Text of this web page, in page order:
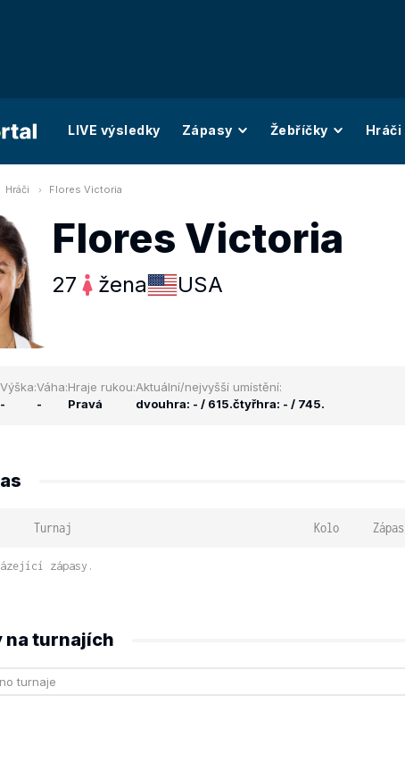
LIVE výsledky Zápasy Žebříčky Hráči
Hráči Flores Victoria
Flores Victoria
27 žena USA
Výška:
-
Váha:
-
Hraje rukou:
Pravá
Aktuální/nejvyšší umístění:
dvouhra: - / 615.čtyřhra: - / 745.
Turnaj Kolo Zápas
zápasy.
na turnajích